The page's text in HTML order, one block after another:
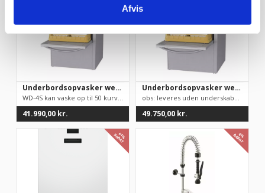
Afvis
Underbordsopvasker wexiodisk WD4S
WD-4S kan vaske op til 50 kurve i timen. Dette svarer til 1.00...
41.990,00 kr.
Underbordsopvasker wexiodisk WD4S M/ kondensering
49.750,00 kr.
61%
RABAT 6%
RABAT